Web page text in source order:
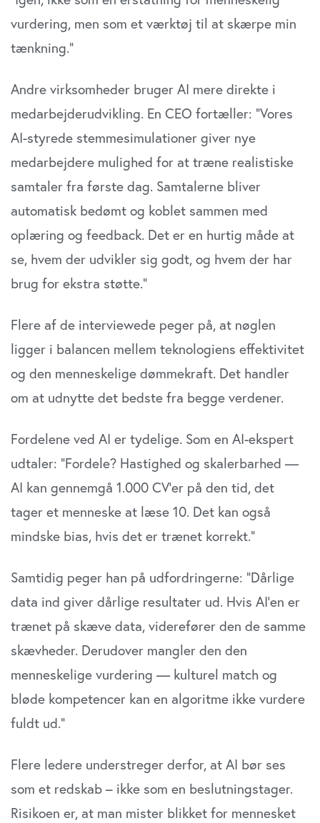
vurdering, men som et værktøj til at skærpe min
tænkning.”
Andre virksomheder bruger AI mere direkte i
medarbejderudvikling. En CEO fortæller: ”Vores
AI-styrede stemmesimulationer giver nye
medarbejdere mulighed for at træne realistiske
samtaler fra første dag. Samtalerne bliver
automatisk bedømt og koblet sammen med
oplæring og feedback. Det er en hurtig måde at
se, hvem der udvikler sig godt, og hvem der har
brug for ekstra støtte.”
Flere af de interviewede peger på, at nøglen
ligger i balancen mellem teknologiens effektivitet
og den menneskelige dømmekraft. Det handler
om at udnytte det bedste fra begge verdener.
Fordelene ved AI er tydelige. Som en AI-ekspert
udtaler: “Fordele? Hastighed og skalerbarhed —
AI kan gennemgå 1.000 CV’er på den tid, det
tager et menneske at læse 10. Det kan også
mindske bias, hvis det er trænet korrekt.”
Samtidig peger han på udfordringerne: “Dårlige
data ind giver dårlige resultater ud. Hvis AI’en er
trænet på skæve data, viderefører den de samme
skævheder. Derudover mangler den den
menneskelige vurdering — kulturel match og
bløde kompetencer kan en algoritme ikke vurdere
fuldt ud.”
Flere ledere understreger derfor, at AI bør ses
som et redskab – ikke som en beslutningstager.
Risikoen er, at man mister blikket for mennesket